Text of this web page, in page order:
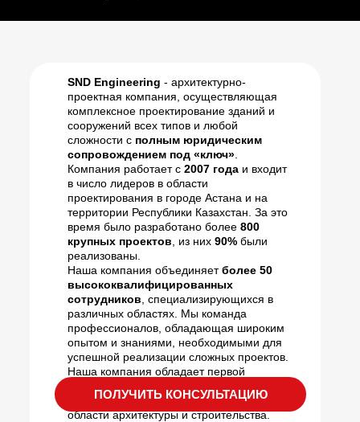
SND Engineering - архитектурно-
проектная компания, осуществляющая
комплексное проектирование зданий и
сооружений всех типов и любой
сложности с полным юридическим
сопровождением под «ключ»
Компания работает с 2007 года и входит
в число лидеров в области
проектирования в городе Астана и на
территории Республики Казахстан. За это
время было разработано более 800
крупных проектов , из них 90% были
реализованы.
Наша компания объединяетболее 50
высококвалифицированных
сотрудников , специализирующихся в
различных областях. Мы команда
профессионалов, обладающая широким
опытом и знаниями, необходимыми для
успешной реализации сложных проектов.
Наша компания обладает первой
выполняет полный комплекс работ в
области архитектуры и строительства.
ПОЛУЧИТЬ КОНСУЛЬТАЦИЮ